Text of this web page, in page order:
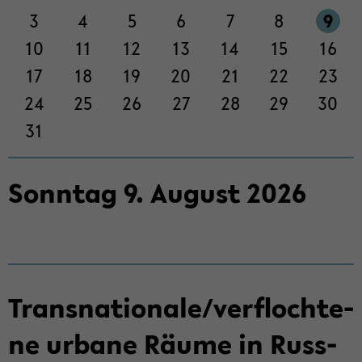
seln
3
4 5 6 7 8
9
10
11 12 13 14 15
16
17
18 19 20 21 22
23
24
25 26 27 28 29
30
31
Sonn­tag 9. Au­gust2026
Trans­na­tio­na­le/ver­floch­te­
ne ur­ba­ne Räume in Russ­